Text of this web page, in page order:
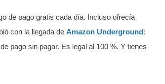
de pago gratis cada día. Incluso ofrecía
con la llegada de Amazon Underground:
pago sin pagar. Es legal al 100 %. Y tienes